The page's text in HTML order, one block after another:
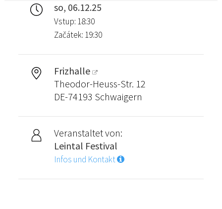
so, 06.12.25
Vstup: 18:30
Začátek: 19:30
Frizhalle
Theodor-Heuss-Str. 12
DE-74193 Schwaigern
Veranstaltet von:
Leintal Festival
Infos und Kontakt